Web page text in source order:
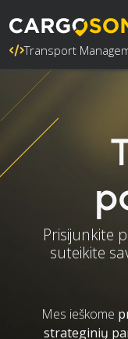
Transport
Prisijunkite
suteikite
Mes ieškome
strateginių